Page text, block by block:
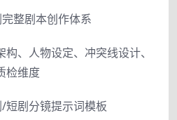
整剧本创作体系
、人物设定、冲突线设计、
检维度
短剧分镜提示词模板